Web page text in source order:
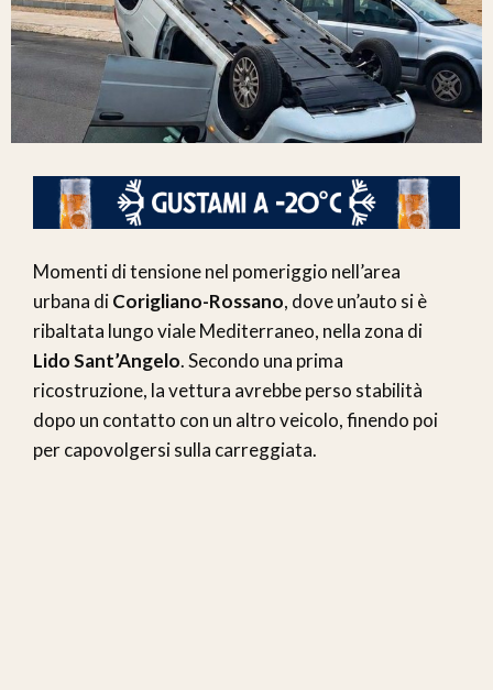
Momenti di tensione nel pomeriggio nell’area
urbana diCorigliano-Rossano, dove un’auto si è
ribaltata lungo viale Mediterraneo, nella zona di
Lido Sant’Angelo. Secondo una prima
ricostruzione, la vettura avrebbe perso stabilità
dopo un contatto con un altro veicolo, finendo poi
per capovolgersi sulla carreggiata.